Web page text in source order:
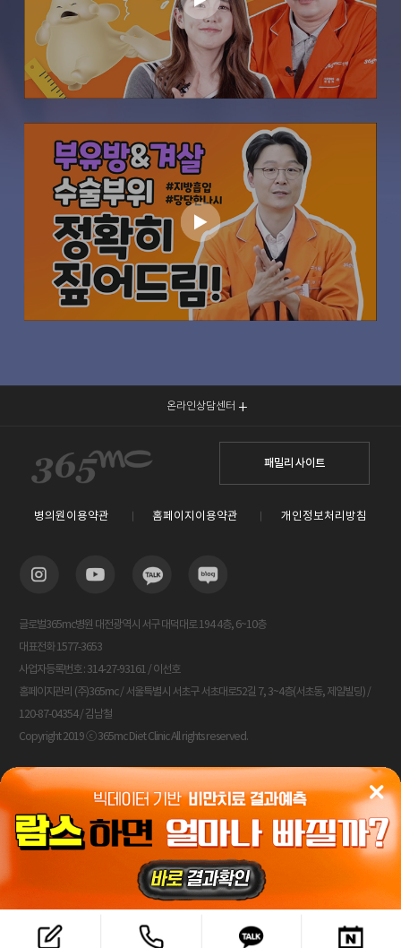
온라인상담센터
패밀리 사이트
병의원이용약관 홈페이지이용약관 개인정보처리방침
글로벌365mc병원 대전광역시 서구 대덕대로 194 4층, 6~10층
대표전화 1577-3653
사업자등록번호 : 314-27-93161 / 이선호
홈페이지관리 (주)365mc / 서울특별시 서초구 서초대로52길 7, 3~4층(서초동, 제일빌딩) /
120-87-04354 / 김남철
Copyright 2019 ⓒ 365mc Diet Clinic All rights reserved.